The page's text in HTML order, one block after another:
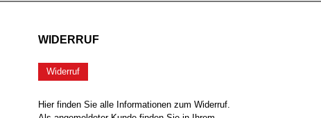
WIDERRUF
Widerruf
Hier finden Sie alle Informationen zum Widerruf.